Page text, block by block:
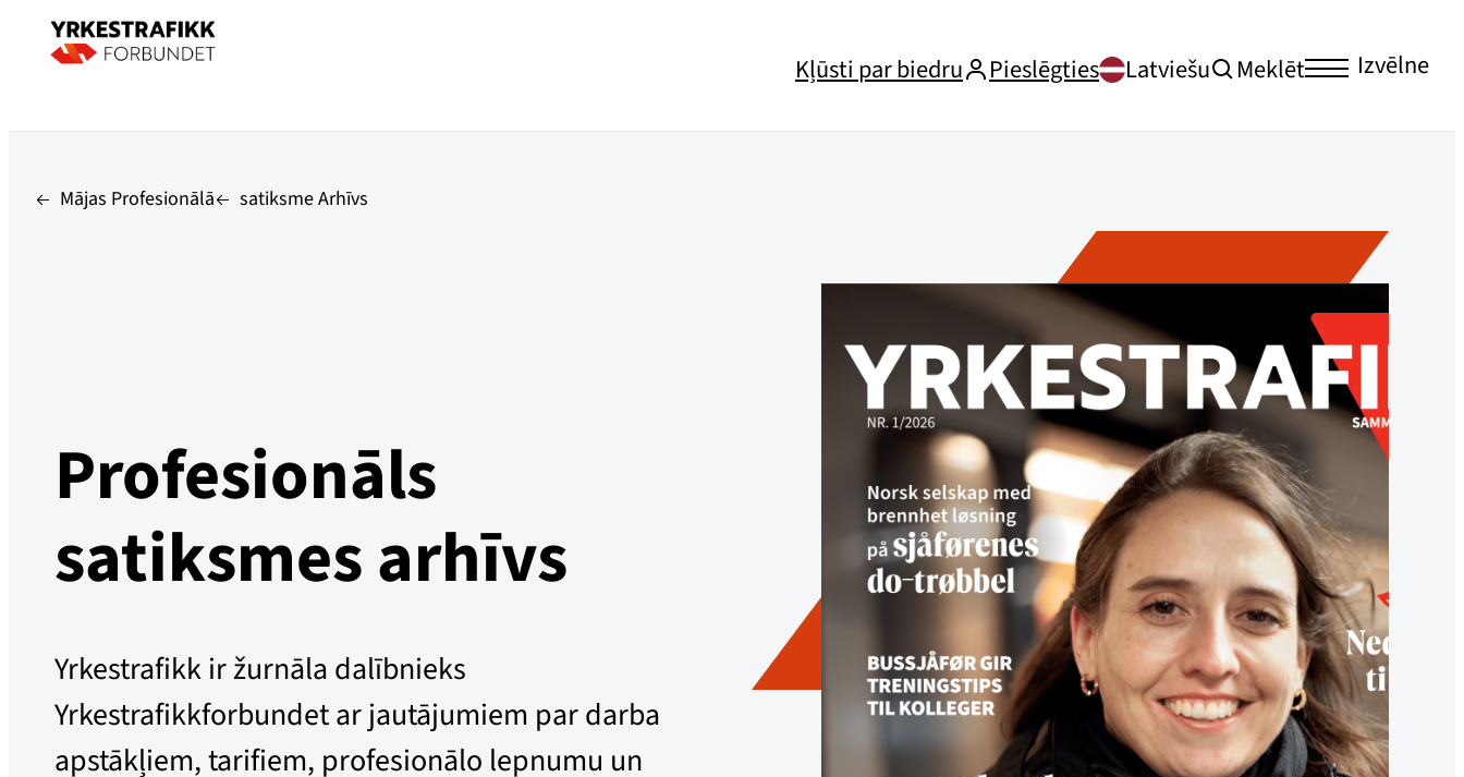
Kļūsti par biedru Pieslēgties Latviešu Meklēt Izvēlne
Mājas Profesionālā satiksme Arhīvs
Profesionāls
satiksmes arhīvs
Yrkestrafikk ir žurnāla dalībnieks
Yrkestrafikkforbundet ar jautājumiem par darba
apstākļiem, tarifiem, profesionālo lepnumu un